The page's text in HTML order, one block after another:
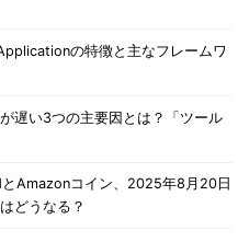
の特徴と主なフレームワ
遅い3つの主要因とは？「ツール
Amazonコイン、2025年8月20日
どうなる？